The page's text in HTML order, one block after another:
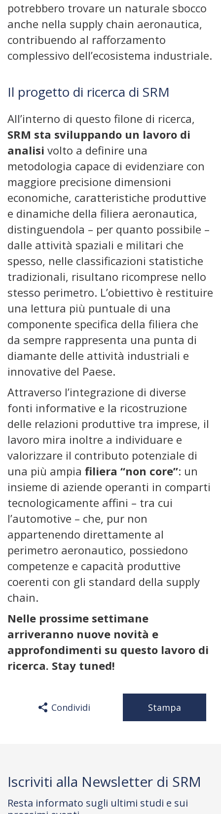
potrebbero trovare un naturale sbocco
anche nella supply chain aeronautica,
contribuendo al rafforzamento
complessivo dell’ecosistema industriale.
Il progetto di ricerca di SRM
All’interno di questo filone di ricerca,
SRM sta sviluppando un lavoro di
analisi volto a definire una
metodologia capace di evidenziare con
maggiore precisione dimensioni
economiche, caratteristiche produttive
e dinamiche della filiera aeronautica,
distinguendola – per quanto possibile –
dalle attività spaziali e militari che
spesso, nelle classificazioni statistiche
tradizionali, risultano ricomprese nello
stesso perimetro. L’obiettivo è restituire
una lettura più puntuale di una
componente specifica della filiera che
da sempre rappresenta una punta di
diamante delle attività industriali e
innovative del Paese.
Attraverso l’integrazione di diverse
fonti informative e la ricostruzione
delle relazioni produttive tra imprese, il
lavoro mira inoltre a individuare e
valorizzare il contributo potenziale di
una più ampia filiera “non core”: un
insieme di aziende operanti in comparti
tecnologicamente affini – tra cui
l’automotive – che, pur non
appartenendo direttamente al
perimetro aeronautico, possiedono
competenze e capacità produttive
coerenti con gli standard della supply
chain.
Nelle prossime settimane
arriveranno nuove novità e
approfondimenti su questo lavoro di
ricerca. Stay tuned!
Condividi Stampa
Iscriviti alla Newsletter di SRM
Resta informato sugli ultimi studi e sui